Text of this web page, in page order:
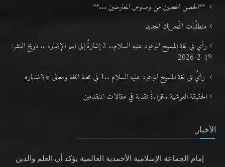
**الحصن الحصين من وساوس المعارضين ...**
متطلَّبات التّحريك الجديد
رأي في لغة المسيح الموعود عليه السلام.. 2 إشارةٌ إلى اسم الإشارة .. تاريخ النشر:
19-2-2026
رأيٌ في لغة المسيح الموعود عليه السلام ..1 في محنة اللغة ومعاني «الاشتهار»
الحقيقة العرشية ..قراءةٌ نقدية في مقالات المتقدمين
الأخبار
إمام الجماعة الإسلامية الأحمدية العالمية يؤكد أن العلم والدين